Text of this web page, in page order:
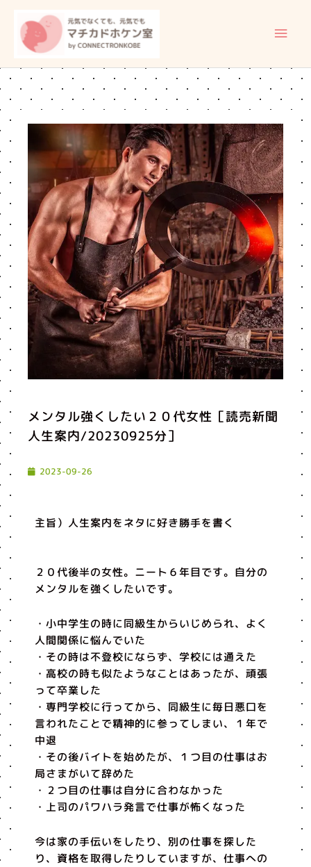
ッ
プ
イ
ン
メ
ニ
ュ
ー
メンタル強くしたい２０代女性［読売新聞
人生案内/20230925分］
2023-09-26
主旨）人生案内をネタに好き勝手を書く
２０代後半の女性。ニート６年目です。自分の
メンタルを強くしたいです。
・小中学生の時に同級生からいじめられ、よく
人間関係に悩んでいた
・その時は不登校にならず、学校には通えた
・高校の時も似たようなことはあったが、頑張
って卒業した
・専門学校に行ってから、同級生に毎日悪口を
言われたことで精神的に参ってしまい、１年で
中退
・その後バイトを始めたが、１つ目の仕事はお
局さまがいて辞めた
・２つ目の仕事は自分に合わなかった
・上司のパワハラ発言で仕事が怖くなった
今は家の手伝いをしたり、別の仕事を探した
り、資格を取得したりしていますが、仕事への